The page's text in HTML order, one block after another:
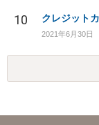
10 クレジット
2021年6月30日